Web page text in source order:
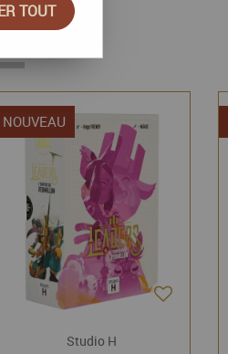
NOUVEAU
Studio H
TOUT